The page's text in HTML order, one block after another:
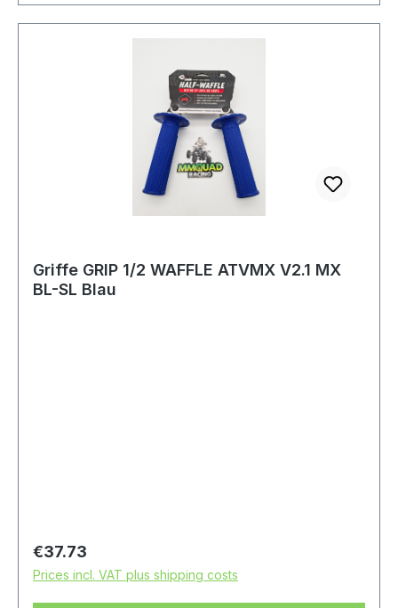
Griffe GRIP 1/2 WAFFLE ATVMX V2.1 MX
BL-SL Blau
Regular price:
€37.73
Prices incl. VAT plus shipping costs